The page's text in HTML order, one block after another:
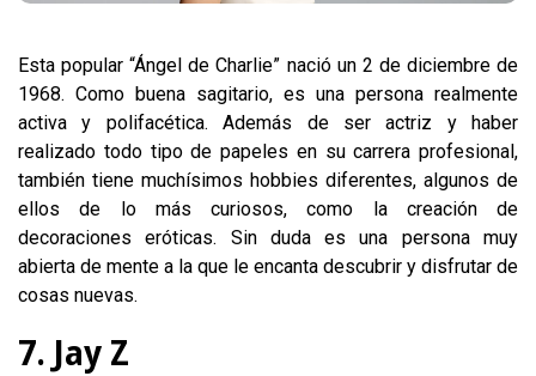
Esta popular “Ángel de Charlie” nació un 2 de diciembre de
1968. Como buena sagitario, es una persona realmente
activa y polifacética. Además de ser actriz y haber
realizado todo tipo de papeles en su carrera profesional,
también tiene muchísimos hobbies diferentes, algunos de
ellos de lo más curiosos, como la creación de
decoraciones eróticas. Sin duda es una persona muy
abierta de mente a la que le encanta descubrir y disfrutar de
cosas nuevas.
7. Jay Z